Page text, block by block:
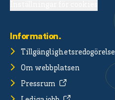
Information.
Tillgänglighetsredogörelse
Om webbplatsen
Pressrum